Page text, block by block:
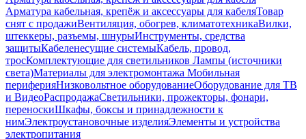
Арматура кабельная, крепёж и аксессуары для кабеляТовар
снят с продажиВентиляция, обогрев, климатотехникаВилки,
штеккеры, разъемы, шнурыИнструменты, средства
защитыКабеленесущие системыКабель, провод,
тросКомплектующие для светильников Лампы (источники
света)Материалы для электромонтажа Мобильная
периферияНизковольтное оборудованиеОборудование для ТВ
и ВидеоРаспродажаСветильники, прожекторы, фонари,
переноскиШкафы, боксы и принадлежности к
нимЭлектроустановочные изделияЭлементы и устройства
электропитания